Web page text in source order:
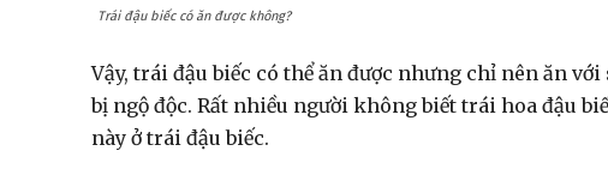
Trái đậu biếc có ăn được không?
Vậy, trái đậu biếc có thể ăn được nhưng chỉ nên ăn
bị ngộ độc. Rất nhiều người không biết trái hoa đậu
này ở trái đậu biếc.